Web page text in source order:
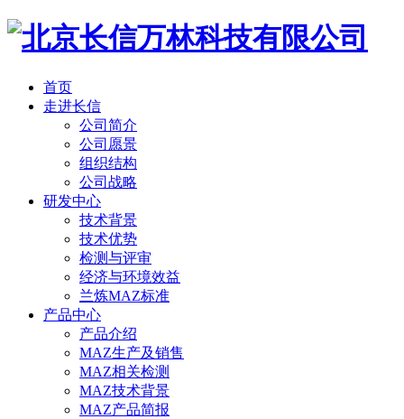
首页
走进长信
公司简介
公司愿景
组织结构
公司战略
研发中心
技术背景
技术优势
检测与评审
经济与环境效益
兰炼MAZ标准
产品中心
产品介绍
MAZ生产及销售
MAZ相关检测
MAZ技术背景
MAZ产品简报